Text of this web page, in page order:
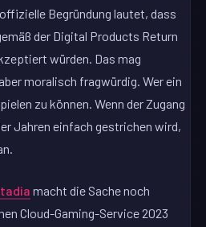
Begründung lautet, dass
der Digital Products Return
würden. Das mag
moralisch fragwürdig. Wer ein
zu können. Wenn der Zugang
Jahren einfach gestrichen wird,
macht die Sache noch
Cloud-Gaming-Service 2023